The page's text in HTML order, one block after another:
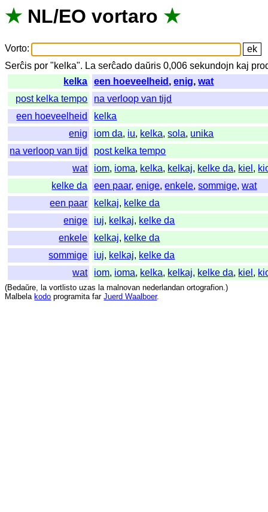
★ NL/EO vortaro ★
Vorto:
Serĉis por "kelka". La serĉado daŭris 0,006sekundojn kaj
kelka
een hoeveelheid ,enig,wat
post kelka tempo
na verloop van tijd
een hoeveelheid
kelka
enig
iom da, iu, kelka,sola, unika
na verloop van tijd
post kelka tempo
wat
iom, ioma, kelka, kelkaj, kelke da, kiel ,
kelke da
een paar,enige,enkele,sommige,wat
een paar
kelkaj, kelke da
enige
iuj, kelkaj, kelke da
enkele
kelkaj, kelke da
sommige
iuj, kelkaj, kelke da
wat
iom, ioma, kelka, kelkaj, kelke da, kiel ,
(Bedaŭre, la vortlisto uzas la malnovan nederlandan ortografion.)
Malbela kodo programita far Juerd Waalboer.